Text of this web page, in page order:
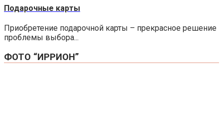
Подарочные карты
Приобретение подарочной карты – прекрасное решение
проблемы выбора...
ФОТО “ИРРИОН”